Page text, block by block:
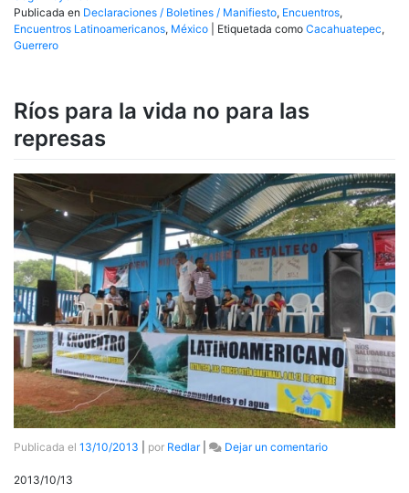
Publicada en Declaraciones / Boletines / Manifiesto, Encuentros,
Encuentros Latinoamericanos, México Etiquetada como Cacahuatepec,
Guerrero
Ríos para la vida no para las
represas
Publicada el 13/10/2013 por Redlar| Dejar un comentarioen
2013/10/13